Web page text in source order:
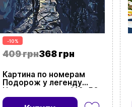
-10%
409 грн368 грн
Картина по номерам
Подорож у легенду
Четверте крило (40х50
см)